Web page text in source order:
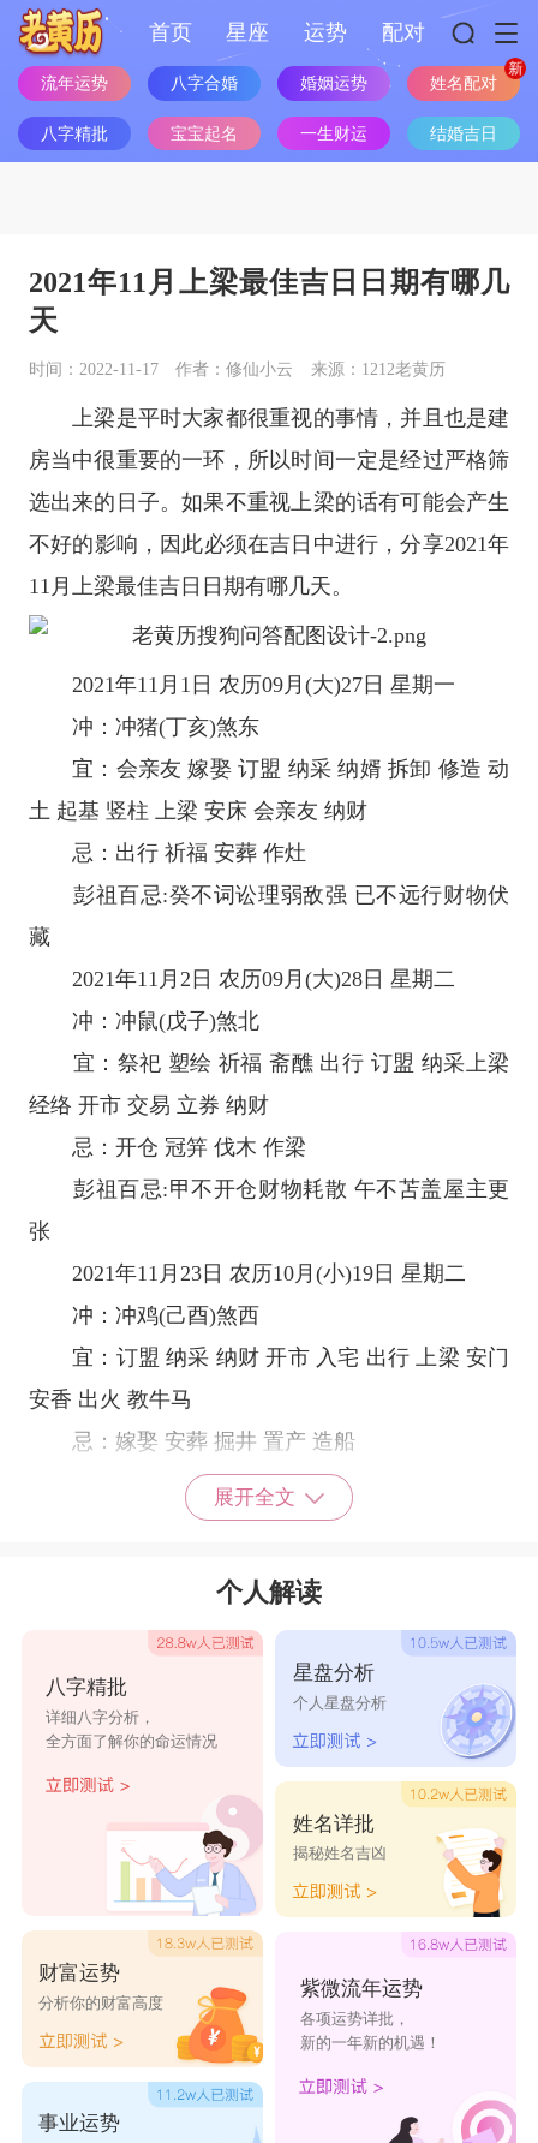
首页 星座 运势 配对
流年运势 八字合婚 婚姻运势 姓名配对
八字精批 宝宝起名 一生财运 结婚吉日
2021年11月上梁最佳吉日日期有哪几
天
时间：2022-11-17 作者：修仙小云 来源：1212老黄历
上梁是平时大家都很重视的事情，并且也是建
房当中很重要的一环，所以时间一定是经过严格筛
选出来的日子。如果不重视上梁的话有可能会产生
不好的影响，因此必须在吉日中进行，分享2021年
11月上梁最佳吉日日期有哪几天。
2021年11月1日 农历09月(大)27日 星期一
冲：冲猪(丁亥)煞东
宜：会亲友 嫁娶 订盟 纳采 纳婿 拆卸 修造 动
土 起基 竖柱 上梁 安床 会亲友 纳财
忌：出行 祈福 安葬 作灶
彭祖百忌:癸不词讼理弱敌强 已不远行财物伏
藏
2021年11月2日 农历09月(大)28日 星期二
冲：冲鼠(戊子)煞北
宜：祭祀 塑绘 祈福 斋醮 出行 订盟 纳采上梁
经络 开市 交易 立券 纳财
忌：开仓 冠笄 伐木 作梁
彭祖百忌:甲不开仓财物耗散 午不苫盖屋主更
张
2021年11月23日 农历10月(小)19日 星期二
冲：冲鸡(己酉)煞西
宜：订盟 纳采 纳财 开市 入宅 出行 上梁 安门
安香 出火 教牛马
忌：嫁娶 安葬 掘井 置产 造船
彭祖百忌:乙不栽植千株不长 卯不穿井水泉不
展开全文
个人解读
八字精批
详细八字分析，
全方面了解你的命运情况
财富运势
分析你的财富高度
事业运势
星盘分析
个人星盘分析
姓名详批
揭秘姓名吉凶
紫微流年运势
各项运势详批，
新的一年新的机遇！